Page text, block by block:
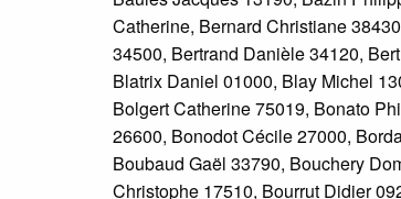
Catherine, Bernard Christiane
34500, Bertrand Danièle 34120,
Blatrix Daniel 01000, Blay Michel
Bolgert Catherine 75019, Bonato
26600, Bonodot Cécile 27000,
Boubaud Gaël 33790, Bouchery
Christophe 17510, Bourrut Didier